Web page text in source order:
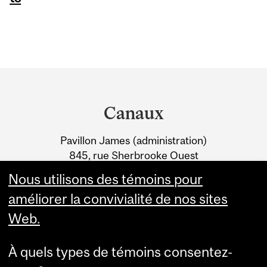
Information
Canaux
Pavillon James (administration)
845, rue Sherbrooke Ouest
Nous utilisons des témoins pour
améliorer la convivialité de nos sites
Web.
À quels types de témoins consentez-